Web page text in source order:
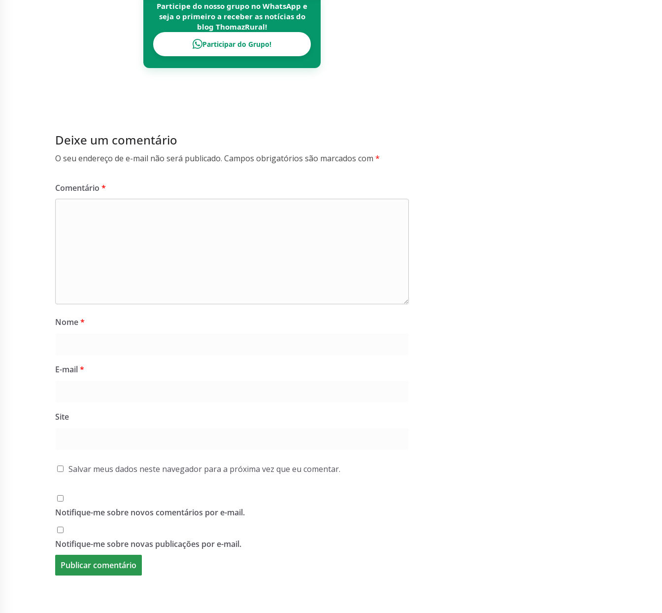
Participe do nosso grupo no WhatsApp e
seja o primeiro a receber as notícias do
blogThomazRural!
Participar do Grupo!
Deixe um comentário
O seu endereço de e-mail não será publicado. Campos obrigatórios são marcados com *
Comentário *
Nome*
E-mail*
Site
Salvar meus dados neste navegador para a próxima vez que eu comentar.
Notifique-me sobre novos comentários por e-mail.
Notifique-me sobre novas publicações por e-mail.